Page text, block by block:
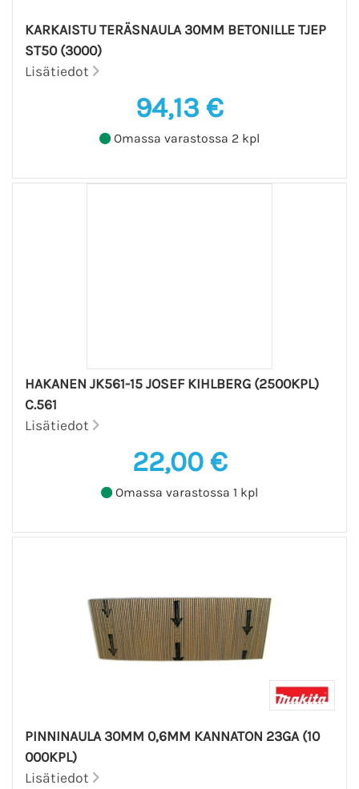
KARKAISTU TERÄSNAULA 30MM BETONILLE TJEP
ST50 (3000)
Lisätiedot
94,13 €
Omassa varastossa 2 kpl
HAKANEN JK561-15 JOSEF KIHLBERG (2500KPL)
C.561
Lisätiedot
22,00 €
Omassa varastossa 1 kpl
PINNINAULA 30MM 0,6MM KANNATON 23GA (10
000KPL)
Lisätiedot